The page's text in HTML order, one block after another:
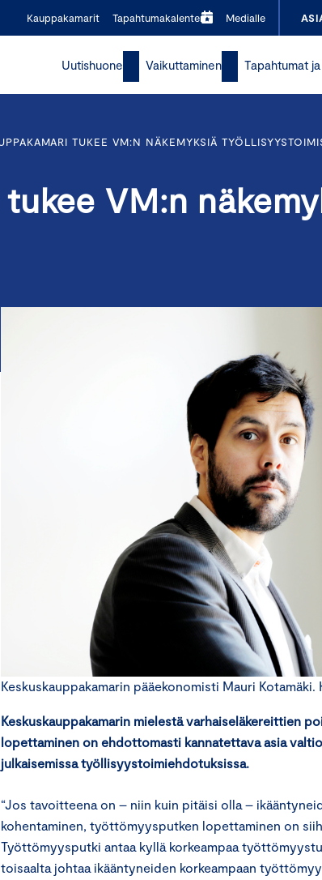
Kauppakamarit Tapahtumakalenteri Medialle
Uutishuone Vaikuttaminen Tapahtumat
TUKEE VM:N NÄKEMYKSIÄ
VM:n
Keskuskauppakamarin pääekonomisti Mauri Kotamäki.
Keskuskauppakamarin mielestä varhaiseläkereittien
lopettaminen on ehdottomasti kannatettava asia
julkaisemissa työllisyystoimiehdotuksissa.
“Jos tavoitteena on – niin kuin pitäisi olla –
kohentaminen, työttömyysputken lopettaminen on
Työttömyysputki antaa kyllä korkeampaa
toisaalta johtaa ikääntyneiden korkeampaan